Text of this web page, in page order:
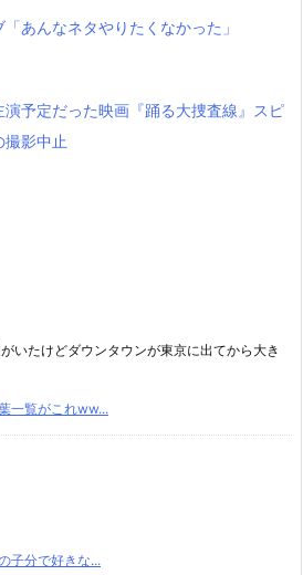
あんなネタやりたくなかった」
演予定だった映画『踊る大捜査線』スピ
撮影中止
いたけどダウンタウンが東京に出てから大き
一覧がこれww...
子分で好きな...